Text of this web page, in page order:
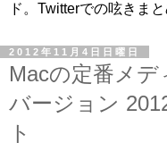
ド。Twitterでの呟きま
2012年11月4日日曜日
Macの定番メ
バージョン
ト